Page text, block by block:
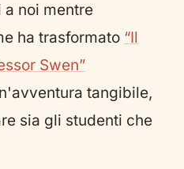
noi mentre
ha trasformato “Il
Swen”
tangibile,
sia gli studenti che